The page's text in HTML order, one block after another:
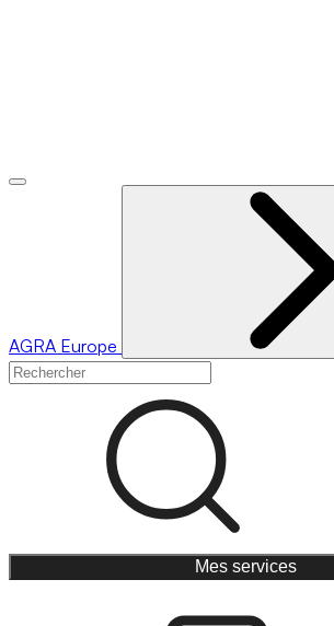
AGRA Europe
Mes services